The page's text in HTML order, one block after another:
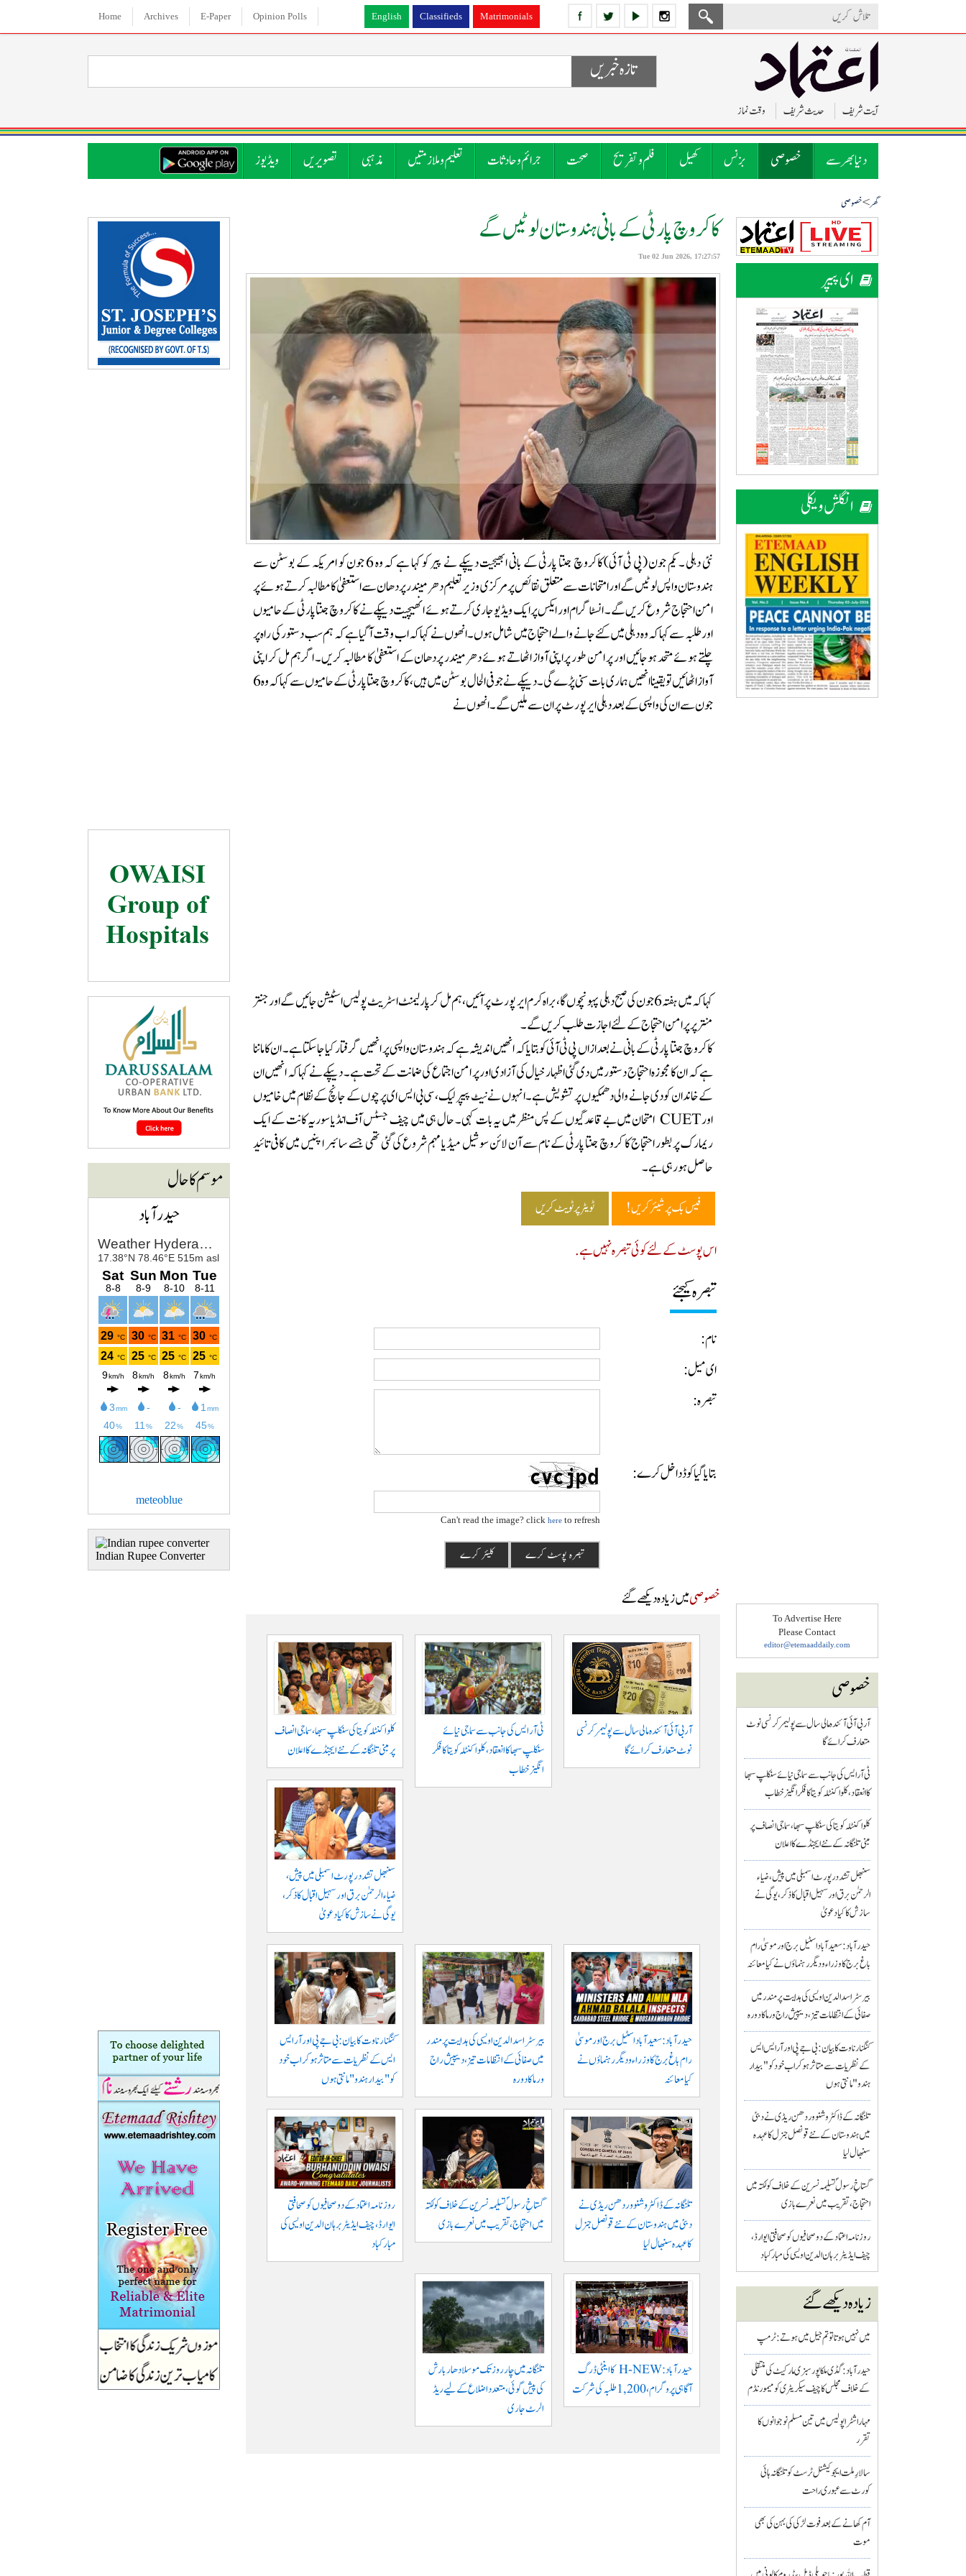
English Classifieds Matrimonials
Home Archives E-Paper Opinion Polls
آیت شریف حدیث شریف وقت نماز
تازہ خبریں
دنیا بھر سے خصوصی بزنس کھیل فلم و تفریح صحت جرائم و حادثات تعلیم و ملازمتیں مذہبی تصویریں ویڈیوز
گھر>خصوصی
ای پیپر
انگلش ویکلی
To Advertise Here
Please Contact
editor@etemaaddaily.com
خصوصی
آر بی آئی آئندہ مالی سال سے پولیمر کرنسی نوٹ
متعارف کرائے گا
ٹی آر ایس کی جانب سے سماجی نیائے سنکلپ سبھا
کا انعقاد، کلواکنٹلہ کویتا کا فکر انگیز خطاب
کلواکنٹلہ کویتا کی سنکلپ سبھا، سماجی انصاف پر
مبنی تلنگانہ کے نئے ایجنڈے کا اعلان
سنبھل تشدد رپورٹ اسمبلی میں پیش، ضیاء
الرحمٰن برق اور سہیل اقبال کا ذکر، یوگی نے
سازش کا کیا دعویٰ
حیدرآباد: سعیدآباد اسٹیل برج اور موسیٰ رام
باغ برج کا وزراء و دیگر رہنماؤں نے کیا معائنہ
بیرسٹر اسدالدین اویسی کی ہدایت پر مندر میں
صفائی کے انتظامات تیز، دیپیش راج ورما کا دورہ
کنگنا رناوت کا بیان: بی جے پی اور آر ایس ایس
کے نظریات سے متاثر ہو کر اب خود کو "بیدار
ہندو" مانتی ہوں
تلنگانہ کے ڈاکٹر وشنو وردھن ریڈی نے دبئی
میں ہندوستان کے نئے قونصل جنرل کا عہدہ
سنبھال لیا
گستاخِ رسولؐ تسلیمہ نسرین کے خلاف کولکتہ میں
احتجاج، تقریب میں نعرے بازی
روزنامہ اعتماد کے دو صحافیوں کو صحافتی ایوارڈ،
چیف ایڈیٹر برہان الدین اویسی کی مبارکباد
زیادہ دیکھے گئے
میں نہیں ہوتا تو تم جیل میں ہوتے : ٹرمپ
حیدرآباد: گڈی ملکاپور سبزی مارکیٹ کی منتقلی
کے خلاف مجلس کا چیف سیکریٹری کو میمورنڈم
مہاراشٹرا پولیس میں تین مسلم نو جوانوں کا
تقرر
سالارِ ملت ایجوکیشنل ٹرسٹ کو تلنگانہ ہائی
کورٹ سے عبوری راحت
آم کھانے کے بعد فوت لڑکی کی بہن کی بھی
موت
کا کروچ پارٹی کے بانی ہندوستان لوٹیں گے
Tue 02 Jun 2026, 17:27:57
نئی دہلی ۔ یکم جون (پی ٹی آئی) کاکروچ جنتا پارٹی کے بانی ابھیجیت دیپکے نے پیر کو کہا ہے کہ وہ 6 جون کو امریکہ کے بوسٹن سے
ہندوستان واپس لوٹیں گے اور امتحانات سے متعلق نقائص پر مرکزی وزیر تعلیم دھرمیندر پردھان سے استعفیٰ کا مطالبہ کرتے ہوئے پر
امن احتجاج شروع کریں گے۔ انسٹا گرام اور ایکس پر ایک ویڈیو جاری کرتے ہوئے انھیچیت دیپکے نے کاکروچ جنتا پارٹی کے حامیوں
اور طلبہ سے کہا کہ وہ دہلی میں کئے جانے والے احتجاج میں شامل ہوں۔ انھوں نے کہا کہ اب وقت آگیا ہے کہ ہم سب دستور کی راہ پر
چلتے ہوئے متحد ہو جائیں اور پر امن طور پر اپنی آواز اٹھاتے ہوئے دھرمیندر پردھان کے استعفیٰ کا مطالبہ کریں۔ اگر ہم مل کر اپنی
آواز اٹھائیں تو یقینا انھیں ہماری بات سنی پڑے گی۔ دیپکے نے جو فی الحال بوسٹن میں ہیں، کا کروچ جنتا پارٹی کے حامیوں سے کہا کہ وہ 6
جون سے ان کی واپسی کے بعد دہلی ایر پورٹ پر ان سے ملیں گے۔ انھوں نے
کہا کہ میں ہفتہ 6 جون کی صبح دہلی پہونچوں گا ، براہ کرم ایر پورٹ پر آئیں ، ہم مل کر پارلیمنٹ اسٹریٹ پولیس اسٹیشن جائیں گے اور جنتر
منتر پر پرامن احتجاج کے لئے اجازت طلب کریں گے۔
کا کروچ جنتا پارٹی کے بانی نے بعد ازاں پی ٹی آئی کو بتایا کہ انھیں اندیشہ ہے کہ ہندوستان واپسی پر انھیں گرفتار کیا جا سکتا ہے۔ ان کا ماننا
ہے کہ ان کا مجوزہ احتجاج دستور میں دی گئی اظہار خیال کی آزادی اور پر امن اجتماع کی ضمانت کے تحت ہے۔ دیپکے نے کہا کہ انھیں ان
کے خاندان کو دی جانے والی دھمکیوں پر تشویش ہے۔ انہوں نے نیٹ پیپر لیک ، سی بی ایس ای پرچوں کے جانچ کے نظام میں خامیوں
اور CUET امتحان میں بے قاعد گیوں کے پس منظر میں یہ بات کہی۔ حال ہی میں چیف جسٹس آف انڈیا سوریہ کانت کے ایک
ریمارک پر بطور احتجاج کا کروچ جنتا پارٹی کے نام سے آن لائن سوشیل میڈیا مہم شروع کی گئی تھی جسے سائبر ا پنیس میں کافی تائید
حاصل ہورہی ہے۔
فیس بک پر شیئر کریں! ٹویٹر پر ٹویٹ کریں
اس پوسٹ کے لئے کوئی تبصرہ نہیں ہے.
تبصرہ کیجئے
نام:
ای میل:
تبصرہ:
بتایا گیا کوڈ داخل کرے:
Can't read the image? click hereto refresh
خصوصیمیں زیادہ دیکھے گئے
آر بی آئی آئندہ مالی سال سے پولیمر کرنسی
نوٹ متعارف کرائے گا
ٹی آر ایس کی جانب سے سماجی نیائے
سنکلپ سبھا کا انعقاد، کلواکنٹلہ کویتا کا فکر
انگیز خطاب
کلواکنٹلہ کویتا کی سنکلپ سبھا، سماجی انصاف
پر مبنی تلنگانہ کے نئے ایجنڈے کا اعلان
سنبھل تشدد رپورٹ اسمبلی میں پیش،
ضیاء الرحمٰن برق اور سہیل اقبال کا ذکر،
یوگی نے سازش کا کیا دعویٰ
حیدرآباد: سعیدآباد اسٹیل برج اور موسیٰ
رام باغ برج کا وزراء و دیگر رہنماؤں نے
کیا معائنہ
بیرسٹر اسدالدین اویسی کی ہدایت پر مندر
میں صفائی کے انتظامات تیز، دیپیش راج
ورما کا دورہ
کنگنا رناوت کا بیان: بی جے پی اور آر ایس
ایس کے نظریات سے متاثر ہو کر اب خود
کو "بیدار ہندو" مانتی ہوں
تلنگانہ کے ڈاکٹر وشنو وردھن ریڈی نے
دبئی میں ہندوستان کے نئے قونصل جنرل
کا عہدہ سنبھال لیا
گستاخِ رسولؐ تسلیمہ نسرین کے خلاف کولکتہ
میں احتجاج، تقریب میں نعرے بازی
روزنامہ اعتماد کے دو صحافیوں کو صحافتی
ایوارڈ، چیف ایڈیٹر برہان الدین اویسی کی
مبارکباد
حیدرآباد: H-NEW کا اینٹی ڈرگ
آگاہی پروگرام، 1,200 طلبہ کی شرکت
تلنگانہ میں چار روز تک موسلادھار بارش
کی پیش گوئی، متعدد اضلاع کے لیے ریڈ
الرٹ جاری
موسم کا حال
حیدرآباد
meteoblue
Indian Rupee Converter